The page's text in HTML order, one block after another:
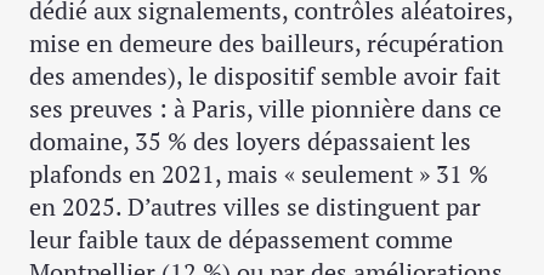
dédié aux signalements, contrôles aléatoires,
mise en demeure des bailleurs, récupération
des amendes), le dispositif semble avoir fait
ses preuves : à Paris, ville pionnière dans ce
domaine, 35 % des loyers dépassaient les
plafonds en 2021, mais « seulement » 31 %
en 2025. D’autres villes se distinguent par
leur faible taux de dépassement comme